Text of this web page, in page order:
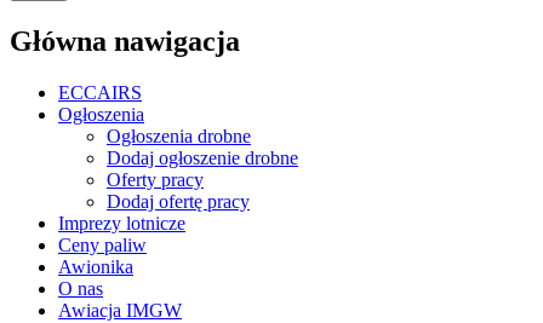
Główna nawigacja
ECCAIRS
Ogłoszenia
Ogłoszenia drobne
Dodaj ogłoszenie drobne
Oferty pracy
Dodaj ofertę pracy
Imprezy lotnicze
Ceny paliw
Awionika
O nas
Awiacja IMGW